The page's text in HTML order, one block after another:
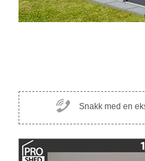
Snakk med en